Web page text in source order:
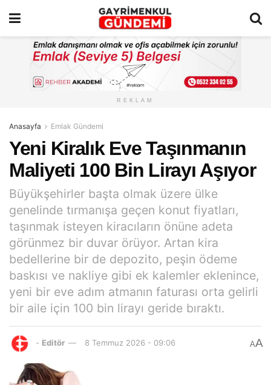
REKLAM
Anasayfa Emlak Gündemi
Yeni Kiralık Eve Taşınmanın
Maliyeti 100 Bin Lirayı Aşıyor
Büyükşehirler başta olmak üzere ülke
genelinde tırmanışa geçen konut fiyatları,
taşınmak isteyen kiracıların önüne adeta
görünmez bir duvar örüyor. Artan kira
bedellerine bir de depozito, peşin ödeme
baskısı ve nakliye gibi ek kalemler eklenince,
yeni bir eve adım atmanın faturası orta gelirli
bir aile için 100 bin lirayı geride bıraktı.
- Editör 8 Temmuz 2026 - 09:06 AA